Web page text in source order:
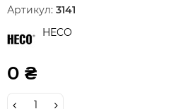
Артикул: 3141
HECO
0 ₴